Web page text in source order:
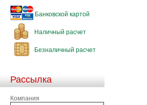
Банковской картой
Наличный расчет
Безналичный расчет
Рассылка
Компания